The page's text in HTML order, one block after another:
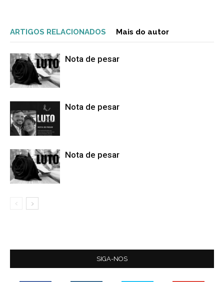
ARTIGOS RELACIONADOS Mais do autor
Nota de pesar
Nota de pesar
Nota de pesar
SIGA-NOS